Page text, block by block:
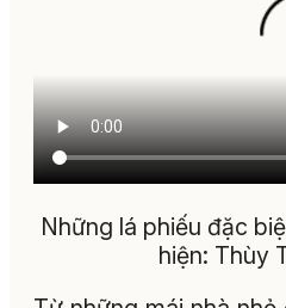
Những lá phiếu đặc
hiện: Thùy